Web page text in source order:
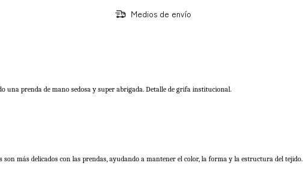
Medios de envío
una prenda de mano sedosa y super abrigada. Detalle de grifa institucional.
más delicados con las prendas, ayudando a mantener el color, la forma y la estructura del tejido.